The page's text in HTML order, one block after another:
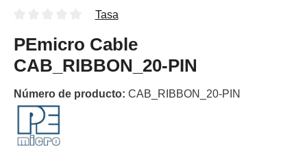
Tasa
PEmicro Cable
CAB_RIBBON_20-PIN
Número de producto: CAB_RIBBON_20-PIN